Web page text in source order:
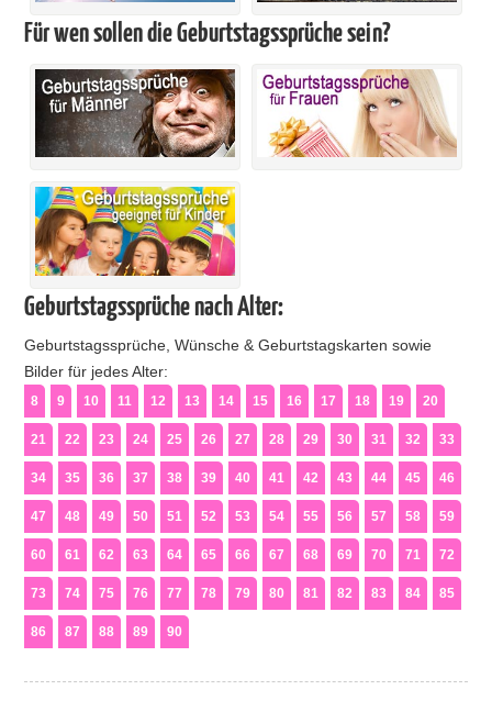
Für wen sollen die Geburtstagssprüche sein?
Geburtstagssprüche nach Alter:
Geburtstagssprüche, Wünsche & Geburtstagskarten sowie
Bilder für jedes Alter:
8 9 10 11 12 13 14 15 16 17 18 19 20
21 22 23 24 25 26 27 28 29 30 31 32 33
34 35 36 37 38 39 40 41 42 43 44 45 46
47 48 49 50 51 52 53 54 55 56 57 58 59
60 61 62 63 64 65 66 67 68 69 70 71 72
73 74 75 76 77 78 79 80 81 82 83 84 85
86 87 88 89 90